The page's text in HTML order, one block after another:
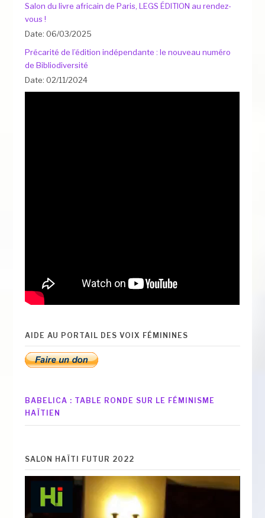
Salon du livre africain de Paris, LEGS ÉDITION au rendez-
vous !
Date: 06/03/2025
Précarité de l’édition indépendante : le nouveau numéro
de Bibliodiversité
Date: 02/11/2024
AIDE AU PORTAIL DES VOIX FÉMININES
BABELICA : TABLE RONDE SUR LE FÉMINISME
HAÏTIEN
SALON HAÏTI FUTUR 2022